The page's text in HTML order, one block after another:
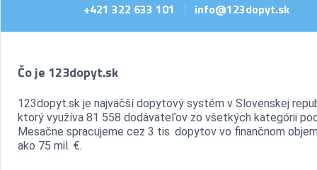
+421 322 633 101 info@123dopyt.sk
Čo je 123dopyt.sk
123dopyt.sk je najväčší dopytový systém v Slovenskej
ktorý využíva 81 558 dodávateľov zo všetkých kategórii
Mesačne spracujeme cez 3 tis. dopytov vo finančnom
ako 75 mil. €.